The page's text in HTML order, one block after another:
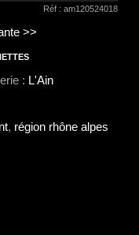
Réf : am120524018
>>
: L'Ain
, région rhône alpes